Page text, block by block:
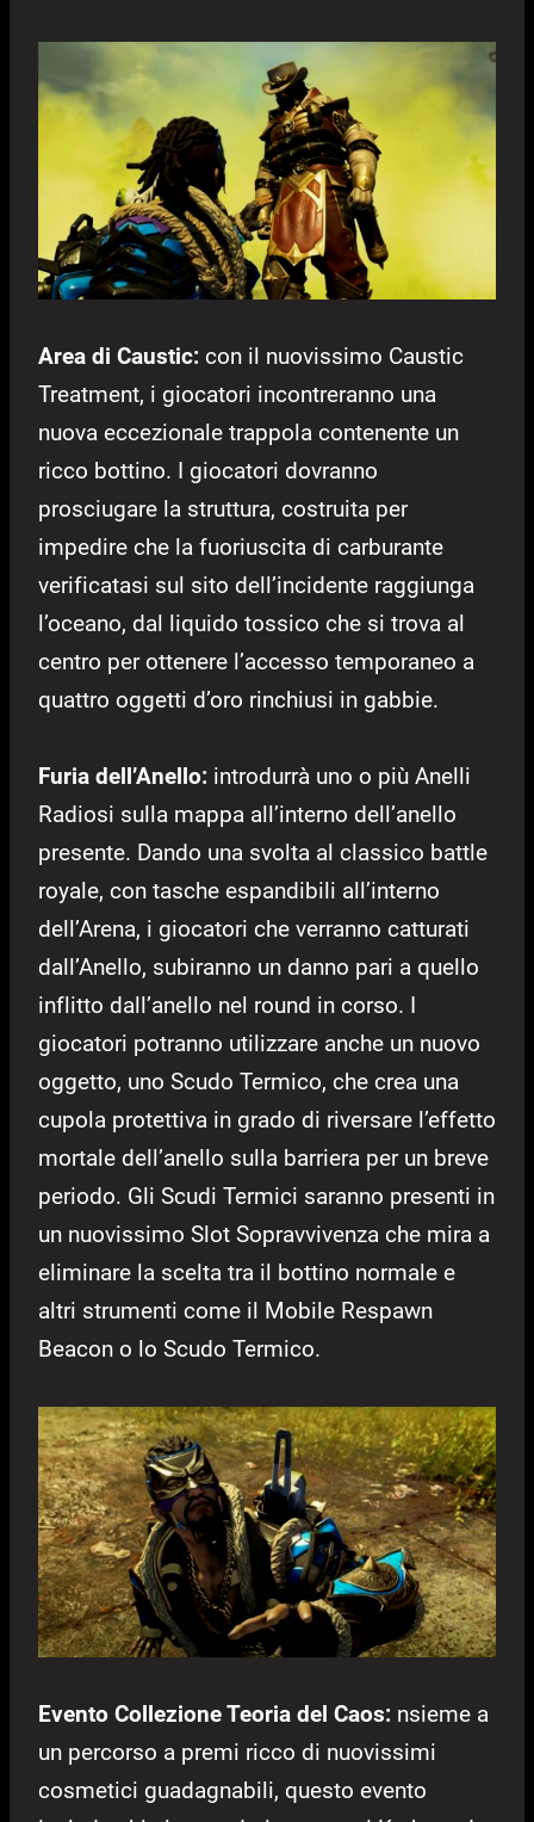
Area di Caustic: con il nuovissimo Caustic
Treatment, i giocatori incontreranno una
nuova eccezionale trappola contenente un
ricco bottino. I giocatori dovranno
prosciugare la struttura, costruita per
impedire che la fuoriuscita di carburante
verificatasi sul sito dell’incidente raggiunga
l’oceano, dal liquido tossico che si trova al
centro per ottenere l’accesso temporaneo a
quattro oggetti d’oro rinchiusi in gabbie.
Furia dell’Anello: introdurrà uno o più Anelli
Radiosi sulla mappa all’interno dell’anello
presente. Dando una svolta al classico battle
royale, con tasche espandibili all’interno
dell’Arena, i giocatori che verranno catturati
dall’Anello, subiranno un danno pari a quello
inflitto dall’anello nel round in corso. I
giocatori potranno utilizzare anche un nuovo
oggetto, uno Scudo Termico, che crea una
cupola protettiva in grado di riversare l’effetto
mortale dell’anello sulla barriera per un breve
periodo. Gli Scudi Termici saranno presenti in
un nuovissimo Slot Sopravvivenza che mira a
eliminare la scelta tra il bottino normale e
altri strumenti come il Mobile Respawn
Beacon o lo Scudo Termico.
Evento Collezione Teoria del Caos: nsieme a
un percorso a premi ricco di nuovissimi
cosmetici guadagnabili, questo evento